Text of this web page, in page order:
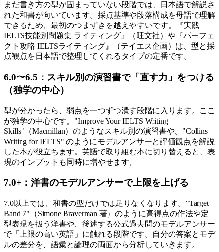
まだ書き方の型が固まっていない段階では、日本語で解説さ
れた和書が向いています。採点基準や段落構成を母語で理解
できるため、最初のつまずきを越えやすいです。『実践
IELTS技能別問題集 ライティング』（旺文社）や『パーフェ
クト攻略 IELTSライティング』（テイエス企画）は、型と採
点観点を日本語で整理してくれるタイプの定番です。
6.0〜6.5：スキル別の演習書で「直す力」をつける
（独学の中心）
型が分かったら、弱点を一つずつ潰す段階に入ります。ここ
が独学の中心です。"Improve Your IELTS Writing
Skills"（Macmillan）のようなスキル別の演習書や、"Collins
Writing for IELTS" のようにモデルアンサーと評価観点を解説
した本が役立ちます。英語で取り組む本に切り替えると、表
現のインプットも同時に増やせます。
7.0+：洋書のモデルアンサーで上限を上げる
7.0以上では、和書の型だけでは足りなくなります。"Target
Band 7"（Simone Braverman 著）のように高得点の作法や定
型表現を扱う洋書や、後述する公式過去問のモデルアンサー
で「上限の高い英語」に触れる段階です。自分の答案とモデ
ルの差分を、語彙と論理の両面から分析していきます。